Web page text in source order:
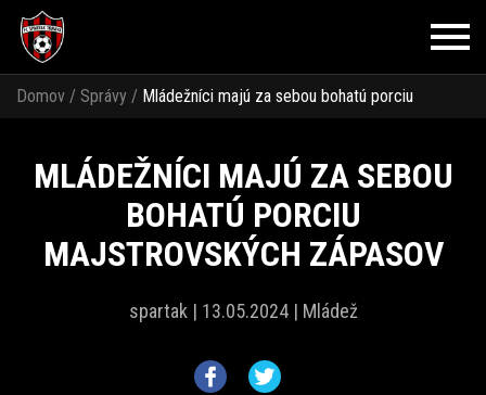
Domov / Správy / Mládežníci majú za sebou bohatú porciu
MLÁDEŽNÍCI MAJÚ ZA SEBOU
BOHATÚ PORCIU
MAJSTROVSKÝCH ZÁPASOV
spartak | 13.05.2024 | Mládež